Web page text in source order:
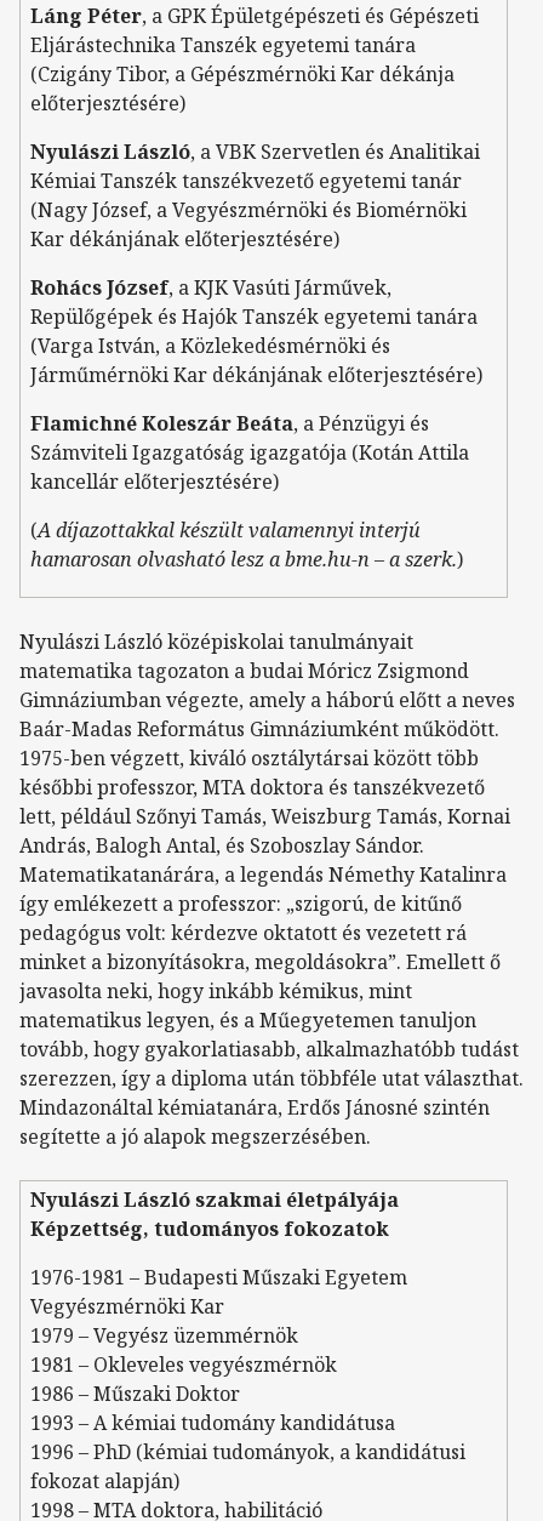
Láng Péter, a GPK Épületgépészeti és Gépészeti
Eljárástechnika Tanszék egyetemi tanára
(Czigány Tibor, a Gépészmérnöki Kar dékánja
előterjesztésére)
Nyulászi László, a VBK Szervetlen és Analitikai
Kémiai Tanszék tanszékvezető egyetemi tanár
(Nagy József, a Vegyészmérnöki és Biomérnöki
Kar dékánjának előterjesztésére)
Rohács József, a KJK Vasúti Járművek,
Repülőgépek és Hajók Tanszék egyetemi tanára
(Varga István, a Közlekedésmérnöki és
Járműmérnöki Kar dékánjának előterjesztésére)
Flamichné Koleszár Beáta, a Pénzügyi és
Számviteli Igazgatóság igazgatója (Kotán Attila
kancellár előterjesztésére)
(A díjazottakkal készült valamennyi interjú
hamarosan olvasható lesz a bme.hu-n – a szerk.)
Nyulászi László középiskolai tanulmányait
matematika tagozaton a budai Móricz Zsigmond
Gimnáziumban végezte, amely a háború előtt a neves
Baár-Madas Református Gimnáziumként működött.
1975-ben végzett, kiváló osztálytársai között több
későbbi professzor, MTA doktora és tanszékvezető
lett, például Szőnyi Tamás, Weiszburg Tamás, Kornai
András, Balogh Antal, és Szoboszlay Sándor.
Matematikatanárára, a legendás Némethy Katalinra
így emlékezett a professzor: „szigorú, de kitűnő
pedagógus volt: kérdezve oktatott és vezetett rá
minket a bizonyításokra, megoldásokra”. Emellett ő
javasolta neki, hogy inkább kémikus, mint
matematikus legyen, és a Műegyetemen tanuljon
tovább, hogy gyakorlatiasabb, alkalmazhatóbb tudást
szerezzen, így a diploma után többféle utat választhat.
Mindazonáltal kémiatanára, Erdős Jánosné szintén
segítette a jó alapok megszerzésében.
Nyulászi László szakmai életpályája
Képzettség, tudományos fokozatok
1976-1981 – Budapesti Műszaki Egyetem
Vegyészmérnöki Kar
1979 – Vegyész üzemmérnök
1981 – Okleveles vegyészmérnök
1986 – Műszaki Doktor
1993 – A kémiai tudomány kandidátusa
1996 – PhD (kémiai tudományok, a kandidátusi
fokozat alapján)
1998 – MTA doktora, habilitáció